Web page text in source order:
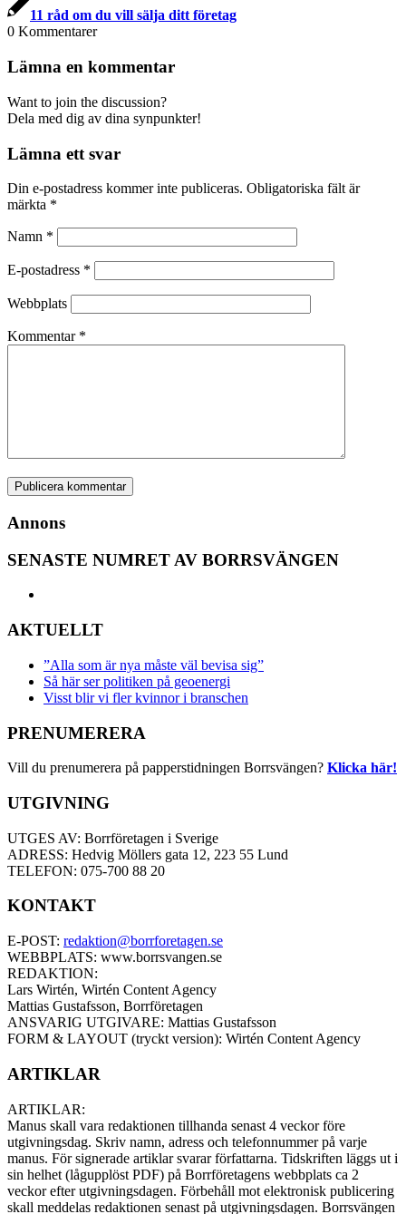
11 råd om du vill sälja ditt företag
0 Kommentarer
Lämna en kommentar
Want to join the discussion?
Dela med dig av dina synpunkter!
Lämna ett svar
Din e-postadress kommer inte publiceras. Obligatoriska fält är
märkta *
Namn *
E-postadress *
Webbplats
Kommentar *
Annons
SENASTE NUMRET AV BORRSVÄNGEN
AKTUELLT
”Alla som är nya måste väl bevisa sig”
Så här ser politiken på geoenergi
Visst blir vi fler kvinnor i branschen
PRENUMERERA
Vill du prenumerera på papperstidningen Borrsvängen? Klicka här!
UTGIVNING
UTGES AV: Borrföretagen i Sverige
ADRESS: Hedvig Möllers gata 12, 223 55 Lund
TELEFON: 075-700 88 20
KONTAKT
E-POST: redaktion@borrforetagen.se
WEBBPLATS: www.borrsvangen.se
REDAKTION:
Lars Wirtén, Wirtén Content Agency
Mattias Gustafsson, Borrföretagen
ANSVARIG UTGIVARE: Mattias Gustafsson
FORM & LAYOUT (tryckt version): Wirtén Content Agency
ARTIKLAR
ARTIKLAR:
Manus skall vara redaktionen tillhanda senast 4 veckor före
utgivningsdag. Skriv namn, adress och telefonnummer på varje
manus. För signerade artiklar svarar författarna. Tidskriften läggs ut i
sin helhet (lågupplöst PDF) på Borrföretagens webbplats ca 2
veckor efter utgivningsdagen. Förbehåll mot elektronisk publicering
skall meddelas redaktionen senast på utgivningsdagen. Borrsvängen